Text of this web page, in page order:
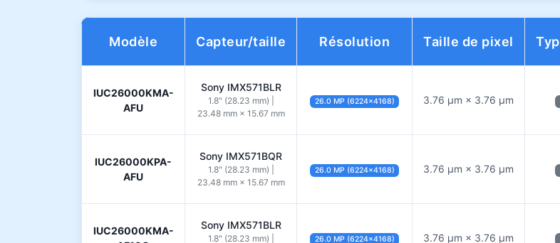
Modèle Capteur/taille Résolution Taille de pixel
IUC26000KMA-
AFU
Sony IMX571BLR
1.8" (28.23 mm) |
23.48 mm × 15.67 mm
26.0 MP (6224×4168) 3.76 µm × 3.76 µm
IUC26000KPA-
AFU
Sony IMX571BQR
1.8" (28.23 mm) |
23.48 mm × 15.67 mm
26.0 MP (6224×4168) 3.76 µm × 3.76 µm
IUC26000KMA-
Sony IMX571BLR
1.8" (28.23 mm) |
26.0 MP (6224×4168) 3.76 µm × 3.76 µm